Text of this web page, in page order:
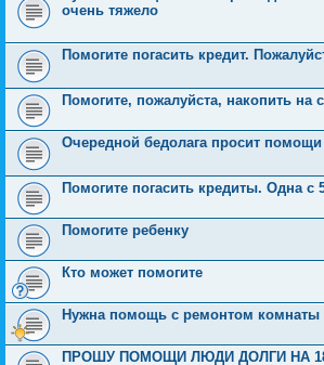
очень тяжело
Помогите погасить кредит.
Помогите, пожалуйста, накопить на
Очередной бедолага просит помощи
Помогите погасить кредиты. Одна с
Помогите ребенку
Кто может помогите
Нужна помощь с ремонтом комнаты
ПРОШУ ПОМОЩИ ЛЮДИ ДОЛГИ НА